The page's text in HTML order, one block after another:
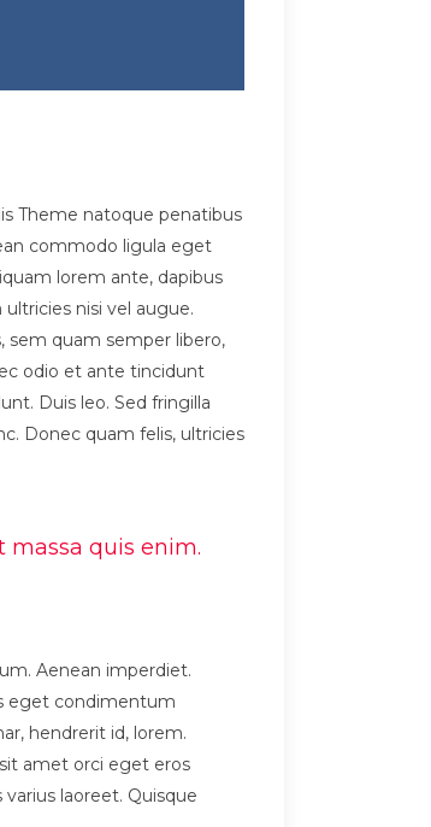
Theme natoque penatibus
commodo ligula eget
lorem ante, dapibus
nisi vel augue.
sem quam semper libero,
odio et ante tincidunt
Duis leo. Sed fringilla
Donec quam felis, ultricies
massa quis enim.
Aenean imperdiet.
eget condimentum
hendrerit id, lorem.
amet orci eget eros
laoreet. Quisque